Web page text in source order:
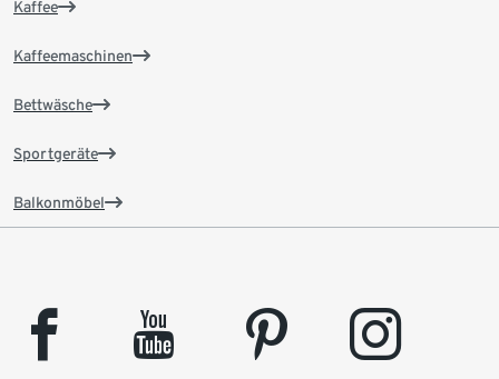
Kaffee
Kaffeemaschinen
Bettwäsche
Sportgeräte
Balkonmöbel
facebook youtube pinterest instagram